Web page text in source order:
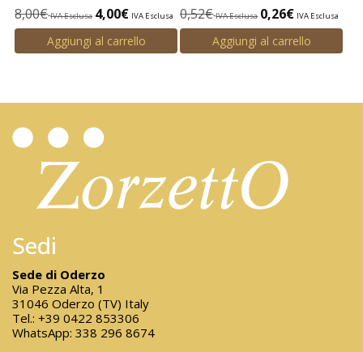
8,00€ IVA Esclusa 4,00€ IVA Esclusa
Aggiungi al carrello
0,52€ IVA Esclusa 0,26€ IVA Esclusa
Aggiungi al carrello
Sedi
Sede di Oderzo
Via Pezza Alta, 1
31046 Oderzo (TV) Italy
Tel.: +39 0422 853306
WhatsApp: 338 296 8674